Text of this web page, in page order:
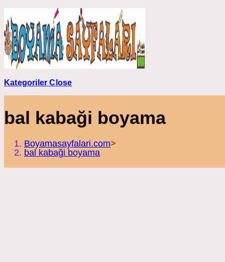
to
content
Kategoriler Close
bal kabaği boyama
Boyamasayfalari.com>
bal kabaği boyama